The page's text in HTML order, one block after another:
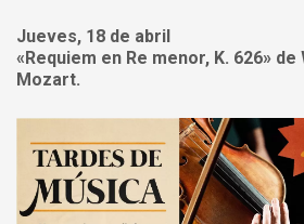
Jueves, 18 de abril
«Requiem en Re menor, K. 626»
Mozart.